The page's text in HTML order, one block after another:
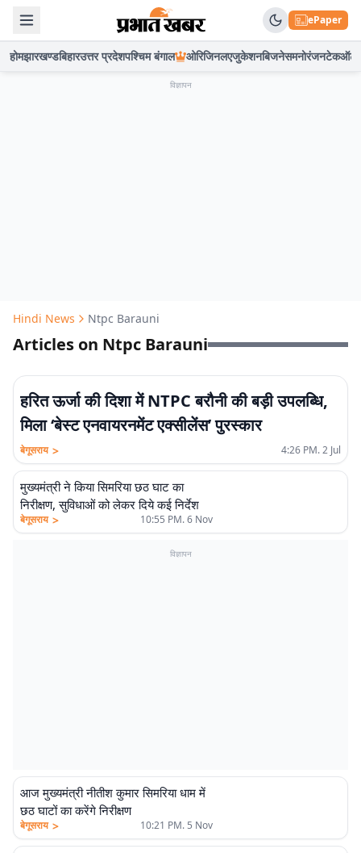
ePaper
होमझारखण्डबिहारउत्तर प्रदेशपश्चिम बंगाल ओरिजिनलएजुकेशनबिजनेसमनोरंजनटेकऑटो
विज्ञापन
Hindi News Ntpc Barauni
Articles on Ntpc Barauni
हरित ऊर्जा की दिशा में NTPC बरौनी की बड़ी उपलब्धि,
मिला ‘बेस्ट एनवायरनमेंट एक्सीलेंस’ पुरस्कार
बेगूसराय > 4:26 PM. 2 Jul
मुख्यमंत्री ने किया सिमरिया छठ घाट का
निरीक्षण, सुविधाओं को लेकर दिये कई निर्देश
बेगूसराय > 10:55 PM. 6 Nov
विज्ञापन
आज मुख्यमंत्री नीतीश कुमार सिमरिया धाम में
छठ घाटों का करेंगे निरीक्षण
बेगूसराय > 10:21 PM. 5 Nov